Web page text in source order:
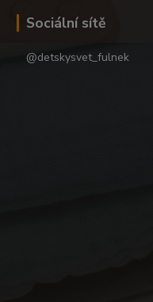
Sociální sítě
@detskysvet_fulnek